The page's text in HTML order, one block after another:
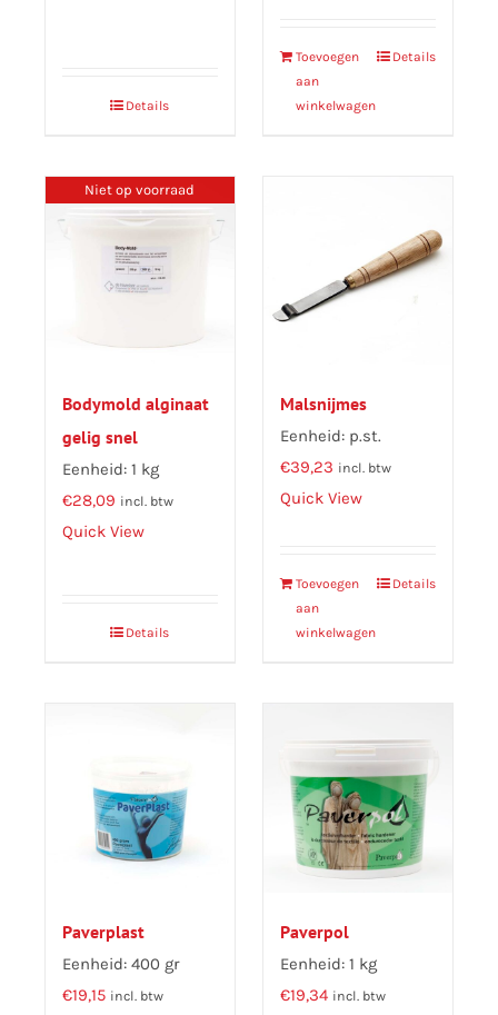
Details
Toevoegen
aan
winkelwagen
Details
Niet op voorraad
Bodymold alginaat
gelig snel
Eenheid: 1 kg
€28,09 incl. btw
Quick View
Details
Malsnijmes
Eenheid: p.st.
€39,23 incl. btw
Quick View
Toevoegen
aan
winkelwagen
Details
Paverplast
Eenheid: 400 gr
€19,15 incl. btw
Paverpol
Eenheid: 1 kg
€19,34 incl. btw